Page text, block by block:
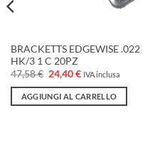
BRACKETTS EDGEWISE .022
HK/3 1 C 20PZ
47,58€ Il
prezzo
originale
era:
24,40€Il
attuale
è:
IVA inclusa
AGGIUNGI AL CARRELLO